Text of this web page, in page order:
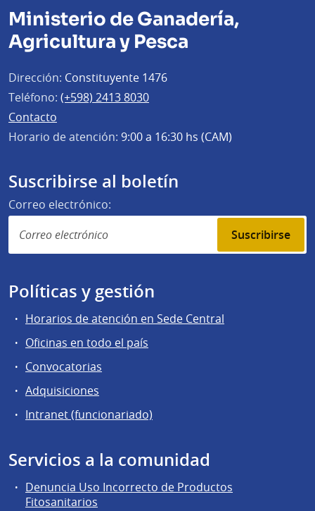
Ministerio de Ganadería,
Agricultura y Pesca
Dirección: Constituyente 1476
Teléfono: (+598) 2413 8030
Contacto
Horario de atención: 9:00 a 16:30 hs (CAM)
Suscribirse al boletín
Correo electrónico:
Suscribirse
Políticas y gestión
Horarios de atención en Sede Central
Oficinas en todo el país
Convocatorias
Adquisiciones
Intranet (funcionariado)
Servicios a la comunidad
Denuncia Uso Incorrecto de Productos
Fitosanitarios